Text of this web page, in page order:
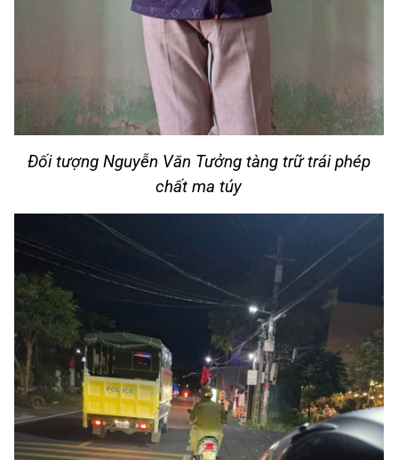
Đối tượng Nguyễn Văn Tưởng tàng trữ trái phép
chất ma túy